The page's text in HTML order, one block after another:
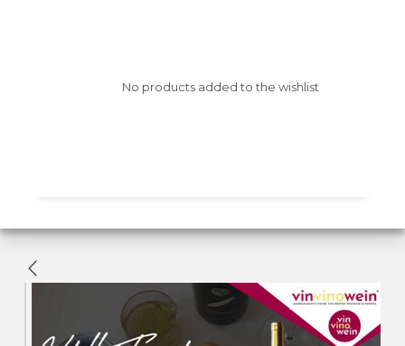
No products added to the wishlist